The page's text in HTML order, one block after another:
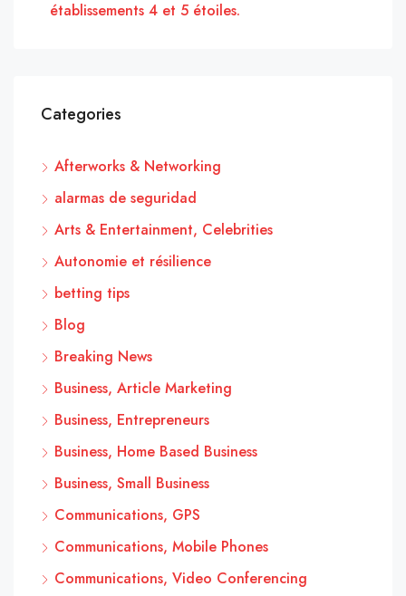
établissements 4 et 5 étoiles.
Categories
Afterworks & Networking
alarmas de seguridad
Arts & Entertainment, Celebrities
Autonomie et résilience
betting tips
Blog
Breaking News
Business, Article Marketing
Business, Entrepreneurs
Business, Home Based Business
Business, Small Business
Communications, GPS
Communications, Mobile Phones
Communications, Video Conferencing